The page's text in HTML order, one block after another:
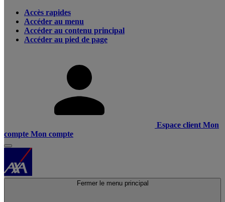
Accès rapides
Accéder au menu
Accéder au contenu principal
Accéder au pied de page
Espace client Mon
compte Mon compte
Fermer le menu principal